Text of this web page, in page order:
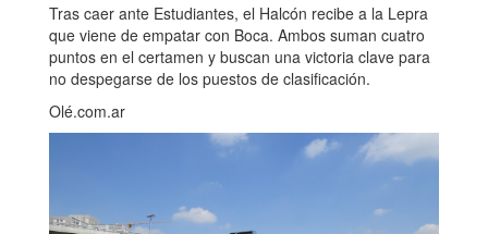
Tras caer ante Estudiantes, el Halcón recibe a la Lepra
que viene de empatar con Boca. Ambos suman cuatro
puntos en el certamen y buscan una victoria clave para
no despegarse de los puestos de clasificación.
Olé.com.ar